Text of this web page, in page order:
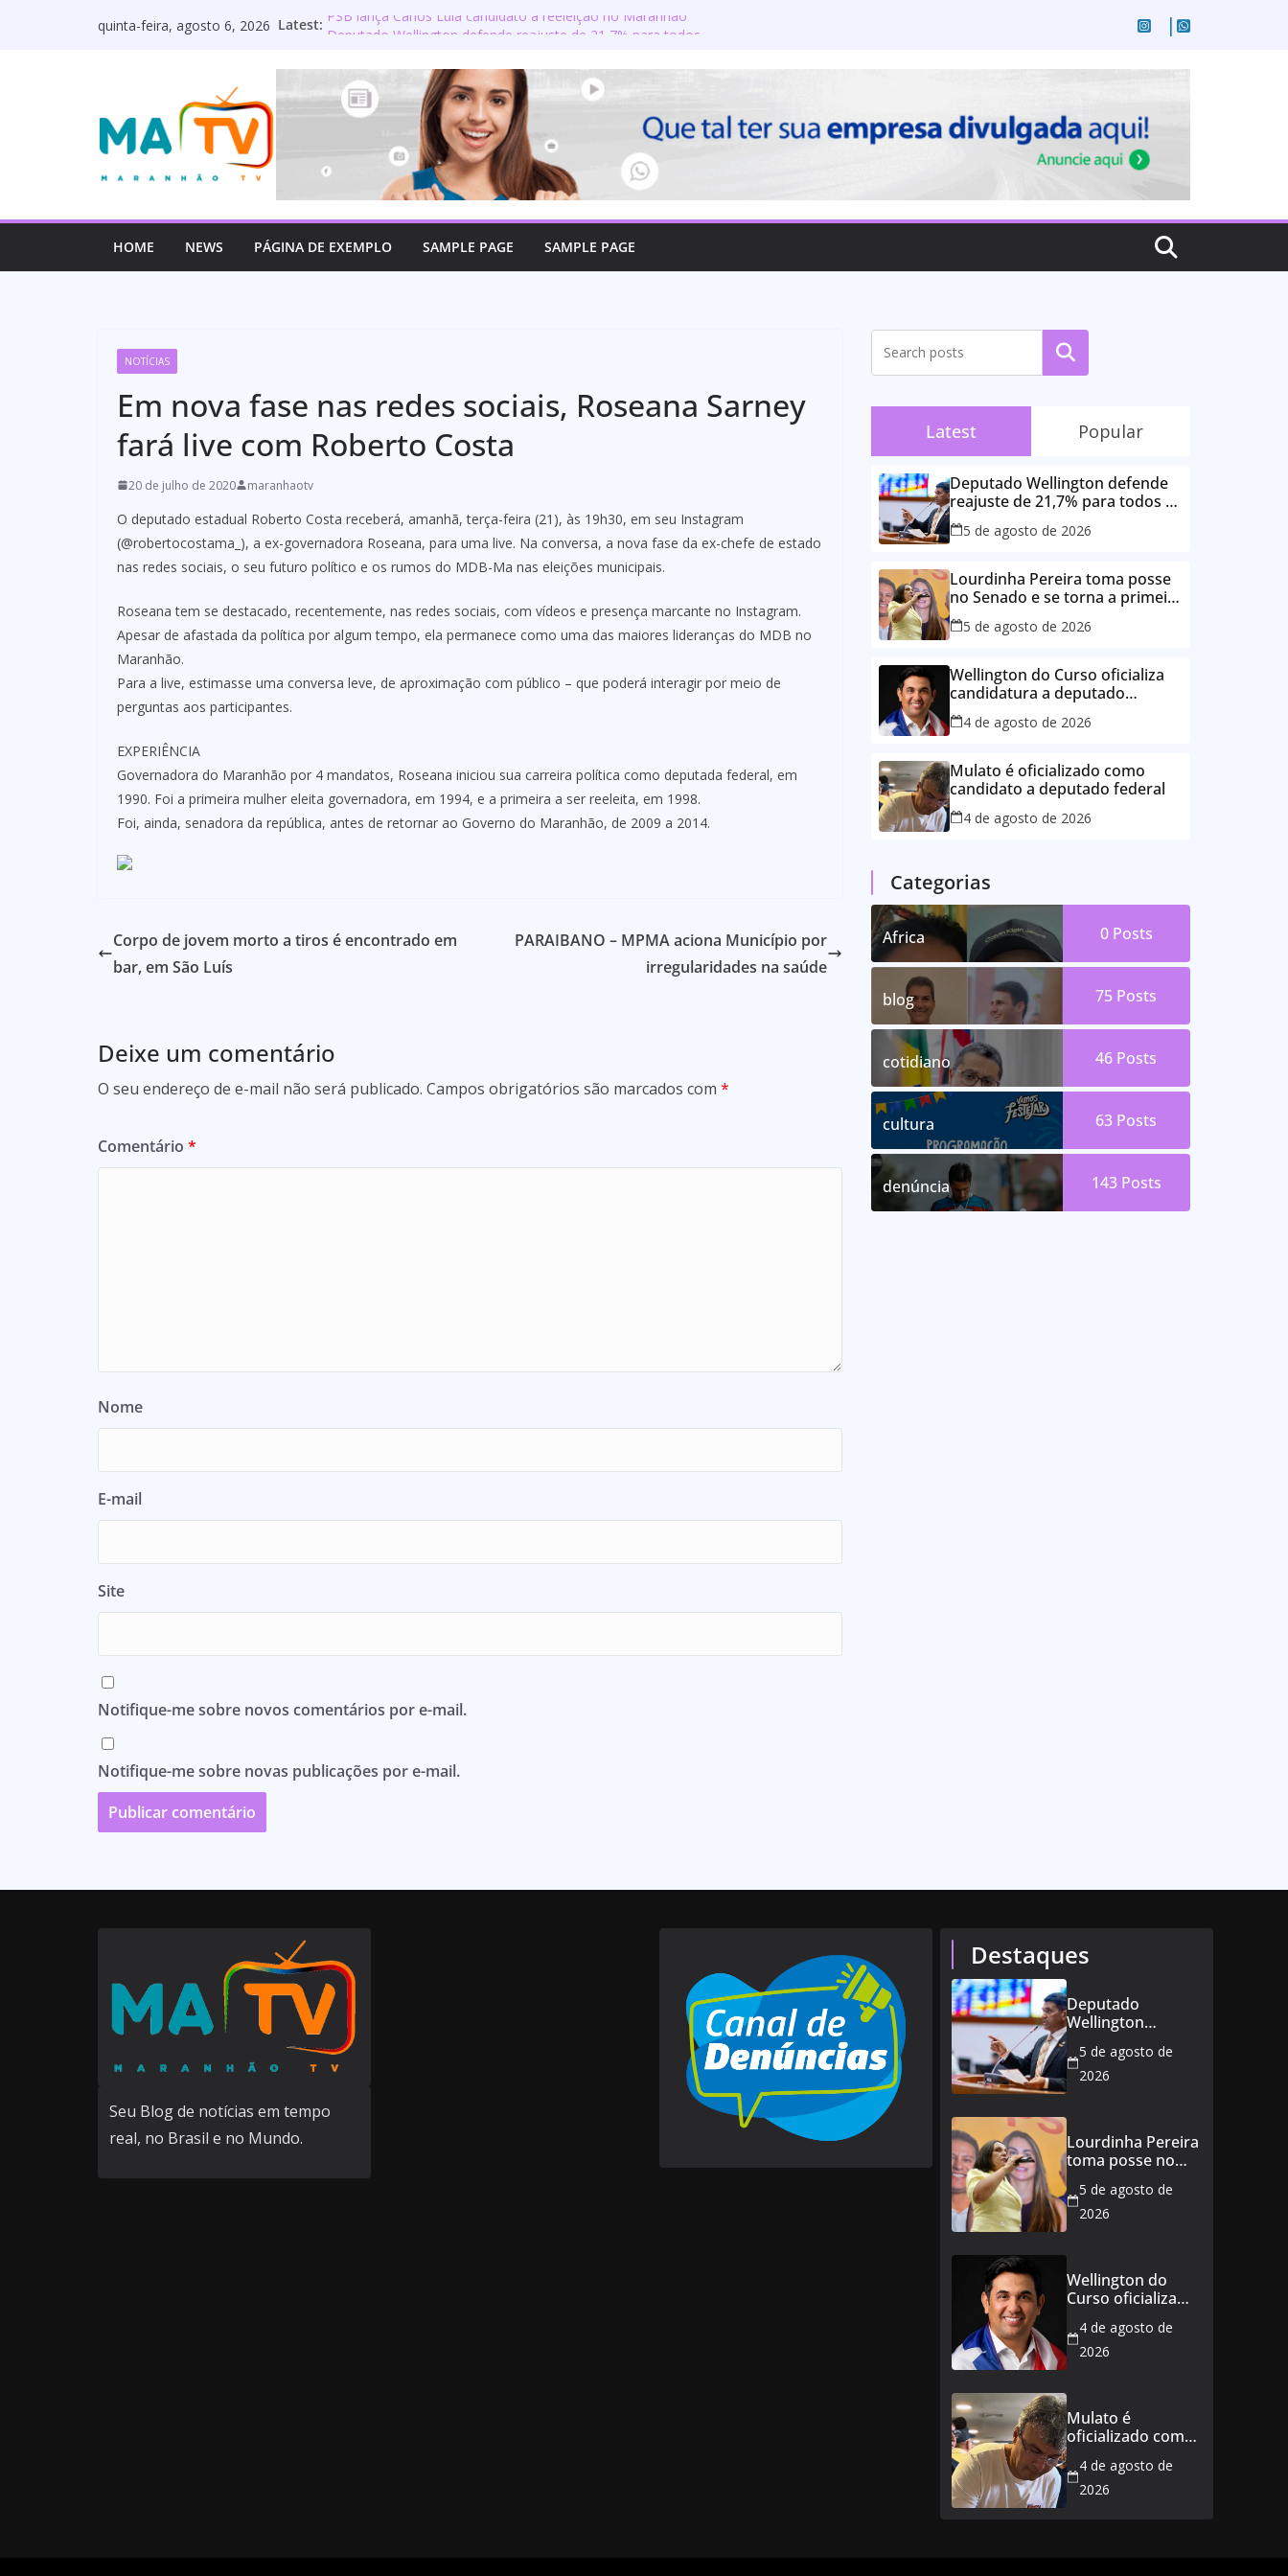
quinta-feira, agosto 6, 2026 Latest: PSB lança Carlos Lula candidato à reeleição no Maranhão
Lourdinha Pereira toma posse no Senado e se torna a
primeira senadora de Coroatá
Wellington do Curso oficializa candidatura a deputado
estadual e reafirma compromisso com o povo do Maranhão
Mulato é oficializado como candidato a deputado federal
HOME NEWS PÁGINA DE EXEMPLO SAMPLE PAGE SAMPLE PAGE
NOTÍCIAS
Em nova fase nas redes sociais, Roseana Sarney
fará live com Roberto Costa
20 de julho de 2020 maranhaotv
O deputado estadual Roberto Costa receberá, amanhã, terça-feira (21), às 19h30, em seu Instagram
(@robertocostama_), a ex-governadora Roseana, para uma live. Na conversa, a nova fase da ex-chefe de estado
nas redes sociais, o seu futuro político e os rumos do MDB-Ma nas eleições municipais.
Roseana tem se destacado, recentemente, nas redes sociais, com vídeos e presença marcante no Instagram.
Apesar de afastada da política por algum tempo, ela permanece como uma das maiores lideranças do MDB no
Maranhão.
Para a live, estimasse uma conversa leve, de aproximação com público – que poderá interagir por meio de
perguntas aos participantes.
EXPERIÊNCIA
Governadora do Maranhão por 4 mandatos, Roseana iniciou sua carreira política como deputada federal, em
1990. Foi a primeira mulher eleita governadora, em 1994, e a primeira a ser reeleita, em 1998.
Foi, ainda, senadora da república, antes de retornar ao Governo do Maranhão, de 2009 a 2014.
Corpo de jovem morto a tiros é encontrado em
bar, em São Luís
PARAIBANO – MPMA aciona Município por
irregularidades na saúde
Deixe um comentário
O seu endereço de e-mail não será publicado. Campos obrigatórios são marcados com *
Comentário *
Nome
E-mail
Site
Notifique-me sobre novos comentários por e-mail.
Notifique-me sobre novas publicações por e-mail.
Pesquisar
Latest Popular
Deputado Wellington defende
reajuste de 21,7% para todos os
servidores públicos e
aposentados do Maranhão
5 de agosto de 2026
Lourdinha Pereira toma posse
no Senado e se torna a primeira
senadora de Coroatá
5 de agosto de 2026
Wellington do Curso oficializa
candidatura a deputado
estadual e reafirma
compromisso com o povo do
4 de agosto de 2026
Mulato é oficializado como
candidato a deputado federal
4 de agosto de 2026
Categorias
Africa 0 Posts
blog 75 Posts
cotidiano 46 Posts
cultura 63 Posts
denúncia 143 Posts
Seu Blog de notícias em tempo
real, no Brasil e no Mundo.
Destaques
Deputado
Wellington
de 21,7% para
todos os
aposentados do
Maranhão
5 de agosto de
2026
Lourdinha Pereira
toma posse no
a primeira
senadora de
5 de agosto de
2026
Wellington do
Curso oficializa
deputado
estadual e
com o povo do
Maranhão
4 de agosto de
2026
Mulato é
oficializado como
deputado federal
4 de agosto de
2026